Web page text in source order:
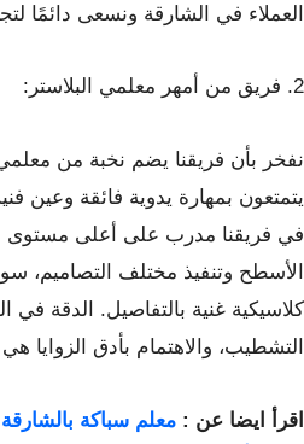
العملاء في الشارقة ونسعى دائمًا
2. فريق من أمهر معلمي البلاستر:
نفخر بأن فريقنا يضم نخبة من معلمي
يتمتعون بمهارة يدوية فائقة وعين
في فريقنا مدرب على أعلى مستوى
الأسطح وتنفيذ مختلف التصاميم،
كلاسيكية غنية بالتفاصيل. الدقة في
التشطيب، والاهتمام بأدق
اقرأ ايضا عن :